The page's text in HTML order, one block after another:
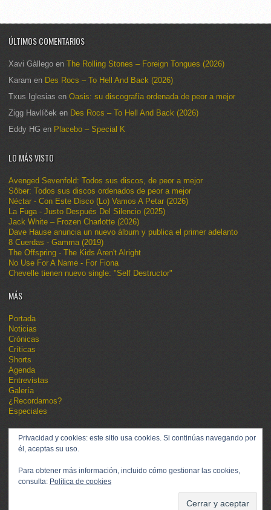
ÚLTIMOS COMENTARIOS
Xavi Gàllego en The Rolling Stones – Foreign Tongues (2026)
Karam en Des Rocs – To Hell And Back (2026)
Txus Iglesias en Oasis: su discografía ordenada de peor a mejor
Zigg Havlíček en Des Rocs – To Hell And Back (2026)
Eddy HG en Placebo – Special K
LO MÁS VISTO
Avenged Sevenfold: Todos sus discos, de peor a mejor
Sôber: Todos sus discos ordenados de peor a mejor
Néctar - Con Este Disco (Lo) Vamos A Petar (2026)
La Fuga - Justo Después Del Silencio (2025)
Jack White – Frozen Charlotte (2026)
Dave Hause anuncia un nuevo álbum y publica el primer adelanto
8 Cuerdas - Gamma (2019)
The Offspring - The Kids Aren't Alright
No Use For A Name - For Fiona
Chevelle tienen nuevo single: "Self Destructor"
MÁS
Portada
Noticias
Crónicas
Críticas
Shorts
Agenda
Entrevistas
Galería
¿Recordamos?
Especiales
Privacidad y cookies: este sitio usa cookies. Si continúas navegando por
él, aceptas su uso.
Para obtener más información, incluido cómo gestionar las cookies,
consulta: Política de cookies